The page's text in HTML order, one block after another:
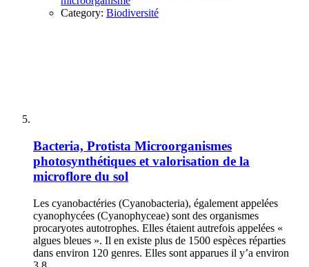
Category: Biodiversité
Bacteria, Protista Microorganismes
photosynthétiques et valorisation de la
microflore du sol
Les cyanobactéries (Cyanobacteria), également appelées
cyanophycées (Cyanophyceae) sont des organismes
procaryotes autotrophes. Elles étaient autrefois appelées «
algues bleues ». Il en existe plus de 1500 espèces réparties
dans environ 120 genres. Elles sont apparues il y’a environ